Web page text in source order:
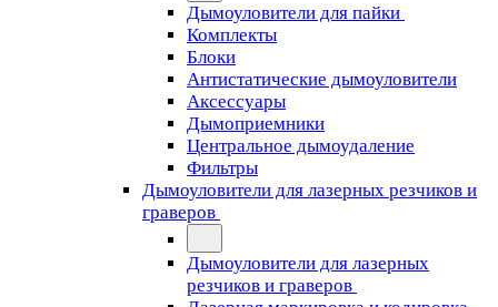
Дымоуловители для пайки
Комплекты
Блоки
Антистатические дымоуловители
Аксессуары
Дымоприемники
Центральное дымоудаление
Фильтры
Дымоуловители для лазерных резчиков и
граверов
Дымоуловители для лазерных
резчиков и граверов